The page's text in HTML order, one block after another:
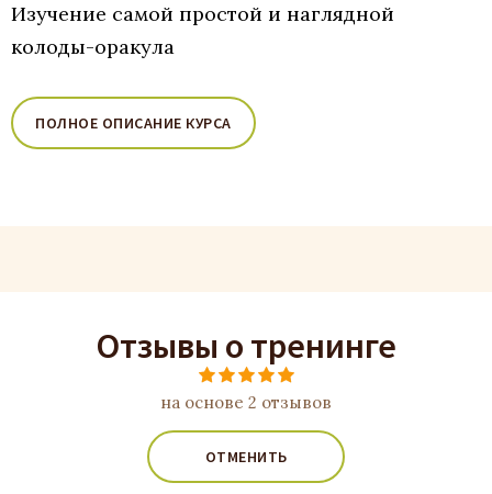
Изучение самой простой и наглядной
колоды-оракула
ПОЛНОЕ ОПИСАНИЕ КУРСА
Отзывы о тренинге
на основе 2 отзывов
ОТМЕНИТЬ